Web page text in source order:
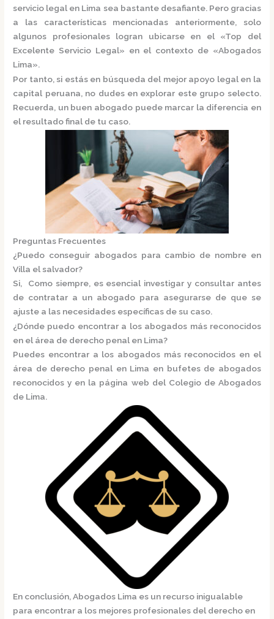
servicio legal en Lima sea bastante desafiante. Pero gracias
a las características mencionadas anteriormente, solo
algunos profesionales logran ubicarse en el «Top del
Excelente Servicio Legal» en el contexto de «Abogados
Lima».
Por tanto, si estás en búsqueda del mejor apoyo legal en la
capital peruana, no dudes en explorar este grupo selecto.
Recuerda, un buen abogado puede marcar la diferencia en
el resultado final de tu caso.
Preguntas Frecuentes
¿Puedo conseguir abogados para cambio de nombre en
Villa el salvador?
Si, Como siempre, es esencial investigar y consultar antes
de contratar a un abogado para asegurarse de que se
ajuste a las necesidades específicas de su caso.
¿Dónde puedo encontrar a los abogados más reconocidos
en el área de derecho penal en Lima?
Puedes encontrar a los abogados más reconocidos en el
área de derecho penal en Lima en bufetes de abogados
reconocidos y en la página web del Colegio de Abogados
de Lima.
En conclusión,Abogados Lima es un recurso inigualable
para encontrar a los mejores profesionales del derecho en